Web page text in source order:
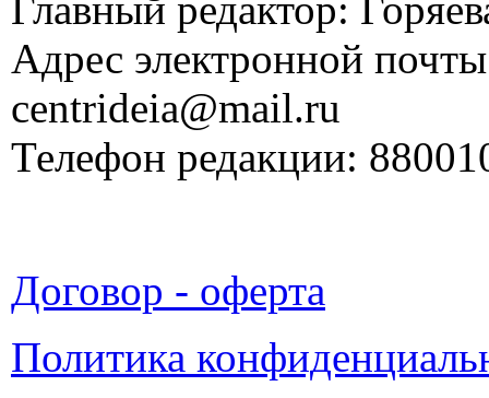
Адрес электронной
centrideia@mail.ru
Телефон редакции:
Договор - оферта
Политика